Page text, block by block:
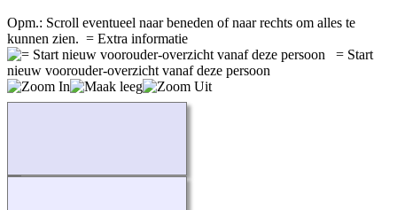
Opm.: Scroll eventueel naar beneden of naar rechts om alles te
kunnen zien. = Extra informatie
= Start
nieuw voorouder-overzicht vanaf deze persoon